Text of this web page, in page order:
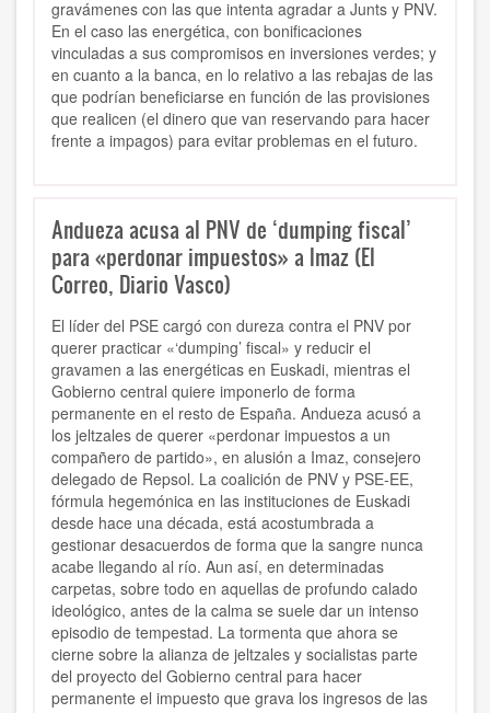
gravámenes con las que intenta agradar a Junts y PNV.
En el caso las energética, con bonificaciones
vinculadas a sus compromisos en inversiones verdes; y
en cuanto a la banca, en lo relativo a las rebajas de las
que podrían beneficiarse en función de las provisiones
que realicen (el dinero que van reservando para hacer
frente a impagos) para evitar problemas en el futuro.
Andueza acusa al PNV de ‘dumping fiscal’
para «perdonar impuestos» a Imaz (El
Correo, Diario Vasco)
El líder del PSE cargó con dureza contra el PNV por
querer practicar «‘dumping’ fiscal» y reducir el
gravamen a las energéticas en Euskadi, mientras el
Gobierno central quiere imponerlo de forma
permanente en el resto de España. Andueza acusó a
los jeltzales de querer «perdonar impuestos a un
compañero de partido», en alusión a Imaz, consejero
delegado de Repsol. La coalición de PNV y PSE-EE,
fórmula hegemónica en las instituciones de Euskadi
desde hace una década, está acostumbrada a
gestionar desacuerdos de forma que la sangre nunca
acabe llegando al río. Aun así, en determinadas
carpetas, sobre todo en aquellas de profundo calado
ideológico, antes de la calma se suele dar un intenso
episodio de tempestad. La tormenta que ahora se
cierne sobre la alianza de jeltzales y socialistas parte
del proyecto del Gobierno central para hacer
permanente el impuesto que grava los ingresos de las